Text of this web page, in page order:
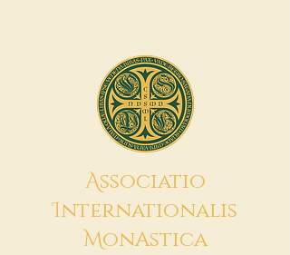
Associatio
Internationalis
MonAstica